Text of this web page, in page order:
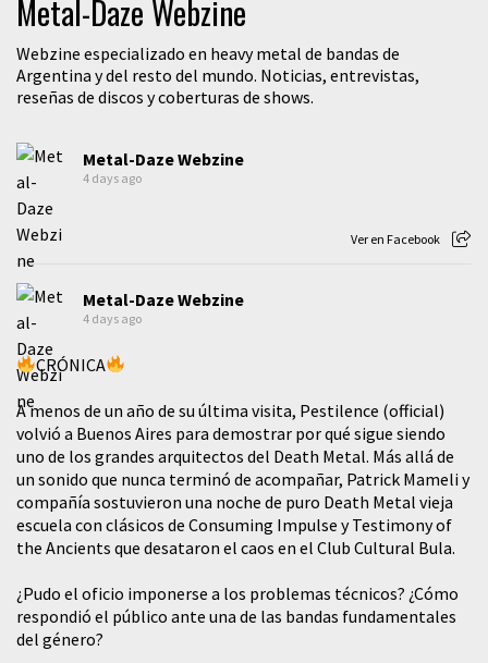
Metal-Daze Webzine
Webzine especializado en heavy metal de bandas de
Argentina y del resto del mundo. Noticias, entrevistas,
reseñas de discos y coberturas de shows.
Metal-Daze Webzine
4 days ago
Ver en Facebook
Metal-Daze Webzine
4 days ago
CRÓNICA
A menos de un año de su última visita, Pestilence (official)
volvió a Buenos Aires para demostrar por qué sigue siendo
uno de los grandes arquitectos del Death Metal. Más allá de
un sonido que nunca terminó de acompañar, Patrick Mameli y
compañía sostuvieron una noche de puro Death Metal vieja
escuela con clásicos de Consuming Impulse y Testimony of
the Ancients que desataron el caos en el Club Cultural Bula.
¿Pudo el oficio imponerse a los problemas técnicos? ¿Cómo
respondió el público ante una de las bandas fundamentales
del género?